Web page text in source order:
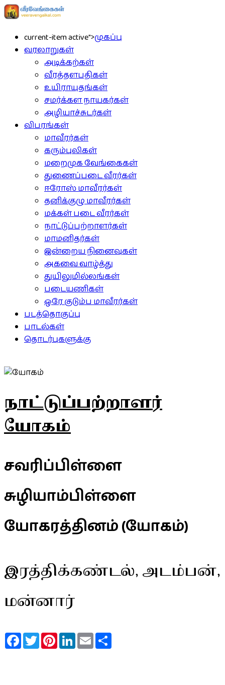
current-item active">முகப்பு
வரலாறுகள்
அடிக்கற்கள்
வீரத்தளபதிகள்
உயிராயுதங்கள்
சமர்க்கள நாயகர்கள்
அழியாச்சுடர்கள்
விபரங்கள்
மாவீரர்கள்
கரும்புலிகள்
மறைமுக வேங்கைகள்
துணைப்படை வீரர்கள்
ஈரோஸ் மாவீரர்கள்
தனிக்குழு மாவீரர்கள்
மக்கள் படை வீரர்கள்
நாட்டுப்பற்றாளர்கள்
மாமனிதர்கள்
இன்றைய நினைவுகள்
அகவை வாழ்த்து
துயிலுமில்லங்கள்
படையணிகள்
ஒரே குடும்ப மாவீரர்கள்
படத்தொகுப்பு
பாடல்கள்
தொடர்புகளுக்கு
நாட்டுப்பற்றாளர்
யோகம்
சவரிப்பிள்ளை
சுழியாம்பிள்ளை
யோகரத்தினம் (யோகம்)
இரத்திக்கண்டல், அடம்பன்,
மன்னார்
FacebookTwitterPinterestLinkedInEmail